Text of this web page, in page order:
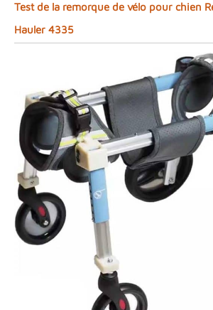
Test de la remorque de vélo pour chien
Hauler 4335